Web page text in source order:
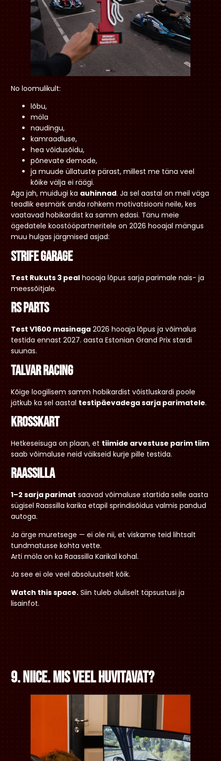
No loomulikult:
lõbu,
möla
naudingu,
kamraadluse,
hea võidusõidu,
põnevate demode,
ja muude üllatuste pärast, millest me täna veel
kõike välja ei räägi.
Aga jah, muidugi ka auhinnad. Ja sel aastal on meil väga
teadlik eesmärk anda rohkem motivatsiooni neile, kes
vaatavad hobikardist ka samm edasi. Tänu meie
ägedatele koostööpartneritele on 2026 hooajal mängus
muu hulgas järgmised asjad:
Strife Garage
Test Rukuts 3 peal hooaja lõpus sarja parimale nais- ja
meessõitjale.
RS Parts
Test V1600 masinaga 2026 hooaja lõpus ja võimalus
testida ennast 2027. aasta Estonian Grand Prix stardi
suunas.
Talvar Racing
Kõige loogilisem samm hobikardist võistluskardi poole
jätkub ka sel aastal testipäevadega sarja parimatele.
Krosskart
Hetkeseisuga on plaan, et tiimide arvestuse parim tiim
saab võimaluse neid väikseid kurje pille testida.
Raassilla
1–2 sarja parimat saavad võimaluse startida selle aasta
sügisel Raassilla karika etapil sprindisõidus valmis pandud
autoga.
Ja ärge muretsege — ei ole nii, et viskame teid lihtsalt
tundmatusse kohta vette.
Arti möla on ka Raassilla Karikal kohal.
Ja see ei ole veel absoluutselt kõik.
Watch this space. Siin tuleb oluliselt täpsustusi ja
lisainfot.
9. Niice. Mis veel huvitavat?